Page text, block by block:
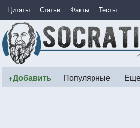
Цитаты Статьи Факты Тесты
+Добавить Популярные Еще